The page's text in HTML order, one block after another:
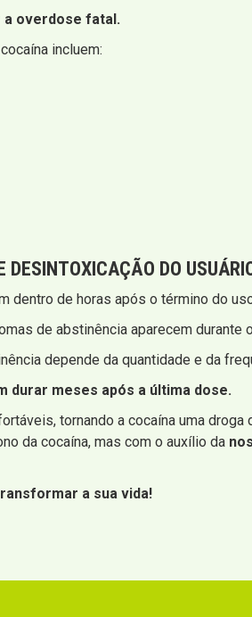
a overdose fatal.
incluem:
DESINTOXICAÇÃO DO
dentro de horas após o término do
de abstinência aparecem durante
depende da quantidade e da
durar meses após a última dose.
tornando a cocaína uma
da cocaína, mas com o auxílio da
a sua vida!